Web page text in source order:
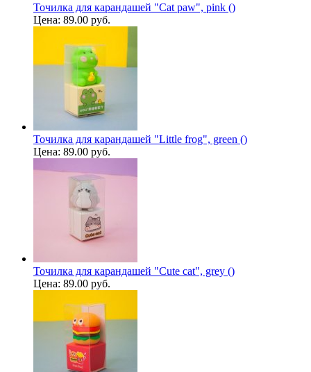
Точилка для карандашей "Cat paw", pink ()
Цена: 89.00 руб.
Точилка для карандашей "Little frog", green ()
Цена: 89.00 руб.
Точилка для карандашей "Cute cat", grey ()
Цена: 89.00 руб.